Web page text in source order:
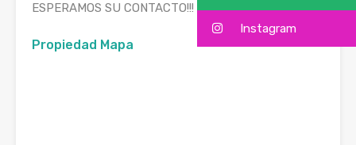
ESPERAMOS SU CONTACTO!!!
Propiedad Mapa
Instagram